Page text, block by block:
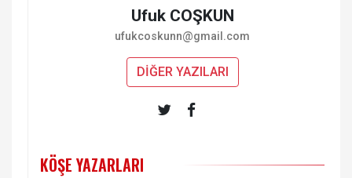
Ufuk COŞKUN
ufukcoskunn@gmail.com
DİĞER YAZILARI
KÖŞE YAZARLARI